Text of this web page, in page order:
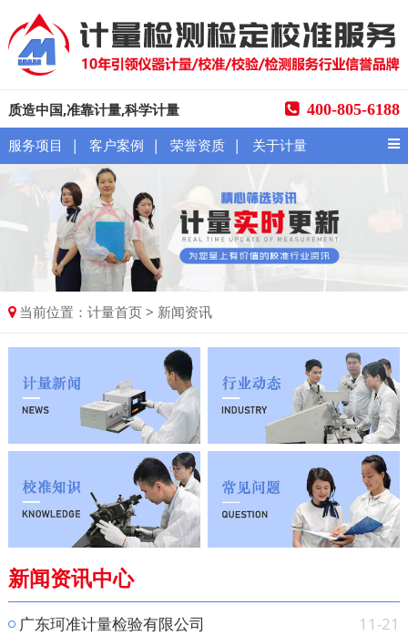
质造中国,准靠计量,科学计量 400-805-6188
服务项目 | 客户案例 | 荣誉资质 | 关于计量
当前位置：计量首页 > 新闻资讯
新闻资讯中心
广东珂准计量检验有限公司 11-21